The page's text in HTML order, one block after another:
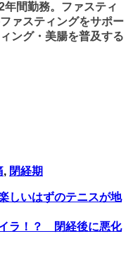
年間勤務。ファスティ
ァスティングをサポー
ング・美腸を普及する
, 閉経期
しいはずのテニスが地
ラ！？ 閉経後に悪化